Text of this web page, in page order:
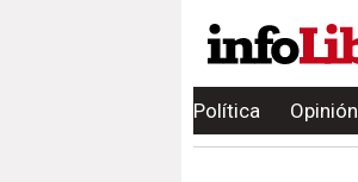
Política Opinión